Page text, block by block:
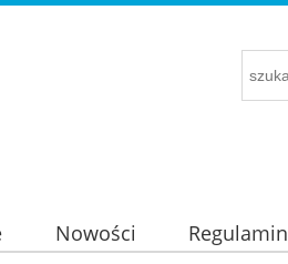
Nowości Regulamin